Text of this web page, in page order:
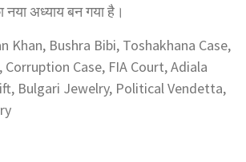
नया अध्याय बन गया है।
Khan, Bushra Bibi, Toshakhana Case,
Case, FIA Court, Adiala
Bulgari Jewelry, Political Vendetta,